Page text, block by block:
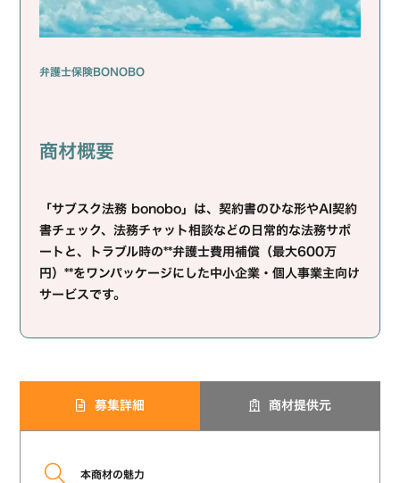
弁護士保険BONOBO
商材概要
「サブスク法務 bonobo」は、契約書のひな形やAI契約
書チェック、法務チャット相談などの 日常的な法務サポ
ート と、トラブル時の**弁護士費用補償（最大600万
円）**をワンパッケージにした中小企業・個人事業主向け
サービスです。
募集詳細 商材提供元
本商材の魅力